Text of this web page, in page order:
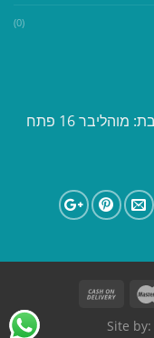
(0)
​​MenZone כשמציאות ודמיון נפגשים​ כתובת: מוהליבר 16 פתח
Site by: